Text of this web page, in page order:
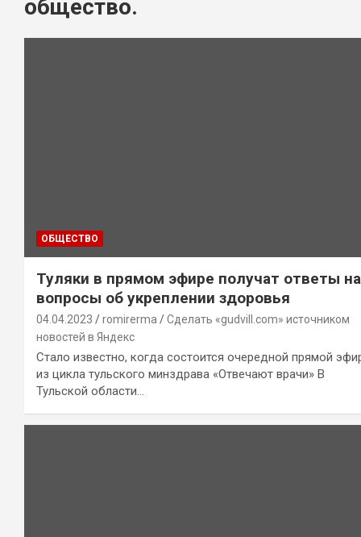
общество.
ОБЩЕСТВО
Туляки в прямом эфире получат ответы на
вопросы об укреплении здоровья
04.04.2023 romirerma
Сделать «gudvill.com» источником
новостей в Яндекс
Стало известно, когда состоится очередной прямой
из цикла тульского минздрава «Отвечают врачи» В
Тульской области…